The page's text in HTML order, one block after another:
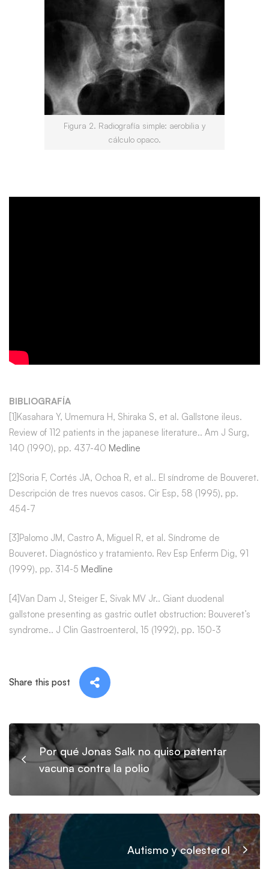
Figura 2. Radiografía simple: aerobilia y
cálculo opaco.
BIBLIOGRAFÍA
[1]Kasahara Y, Umemura H, Shiraka S, et al. Gallstone ileus.
Review of 112 patients in the japanese literature.. Am J Surg,
140 (1990), pp. 437-40 Medline
[2]Soria F, Cortés JA, Ochoa R, et al.. El síndrome de Bouveret.
Descripción de tres nuevos casos. Cir Esp, 58 (1995), pp.
454-7
[3]Palomo JM, Castro A, Miguel R, et al. Síndrome de
Bouveret. Diagnóstico y tratamiento. Rev Esp Enferm Dig, 91
(1999), pp. 314-5 Medline
[4]Van Dam J, Steiger E, Sivak MV Jr.. Giant duodenal
gallstone presenting as gastric outlet obstruction: Bouveret’s
syndrome.. J Clin Gastroenterol, 15 (1992), pp. 150-3
Share this post
Por qué Jonas Salk no quiso patentar
vacuna contra la polio
Autismo y colesterol